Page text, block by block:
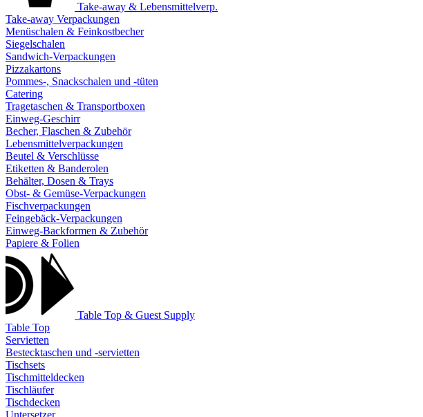
Take-away & Lebensmittelverp.
Take-away Verpackungen
Menüschalen & Feinkostbecher
Siegelschalen
Sandwich-Verpackungen
Pizzakartons
Pommes-, Snackschalen und -tüten
Catering
Tragetaschen & Transportboxen
Einweg-Geschirr
Becher, Flaschen & Zubehör
Lebensmittelverpackungen
Beutel & Verschlüsse
Etiketten & Banderolen
Behälter, Dosen & Trays
Obst- & Gemüse-Verpackungen
Fischverpackungen
Feingebäck-Verpackungen
Einweg-Backformen & Zubehör
Papiere & Folien
Table Top & Guest Supply
Table Top
Servietten
Bestecktaschen und -servietten
Tischsets
Tischmitteldecken
Tischläufer
Tischdecken